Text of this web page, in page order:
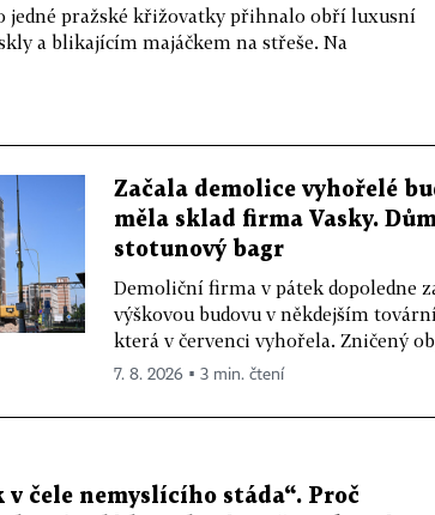
jedné pražské křižovatky přihnalo obří luxusní
a blikajícím majáčkem na střeše. Na
Začala demolice vyhořelé
měla sklad firma Vasky.
stotunový bagr
Demoliční firma v pátek dopoledne
výškovou budovu v někdejším
která v červenci vyhořela. Zničený
7. 8. 2026 ▪ 3 min. čtení
čele nemyslícího stáda“. Proč